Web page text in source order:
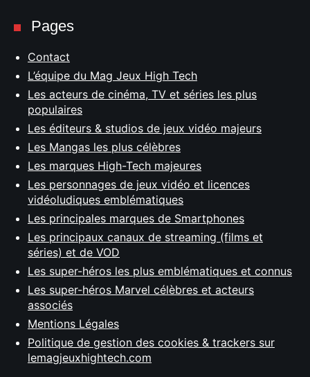
Pages
Contact
L’équipe du Mag Jeux High Tech
Les acteurs de cinéma, TV et séries les plus
populaires
Les éditeurs & studios de jeux vidéo majeurs
Les Mangas les plus célèbres
Les marques High-Tech majeures
Les personnages de jeux vidéo et licences
vidéoludiques emblématiques
Les principales marques de Smartphones
Les principaux canaux de streaming (films et
séries) et de VOD
Les super-héros les plus emblématiques et connus
Les super-héros Marvel célèbres et acteurs
associés
Mentions Légales
Politique de gestion des cookies & trackers sur
lemagjeuxhightech.com